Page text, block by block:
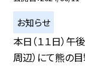
お知らせ
本日（１１日）午
周辺）にて熊の